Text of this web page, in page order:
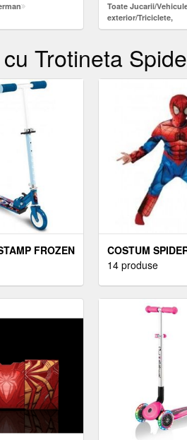
Toate Jucarii/
exterior/Triciclete,
Trotinete/Trotinete,
Trotineta
FROZEN
COSTUM
14 produse